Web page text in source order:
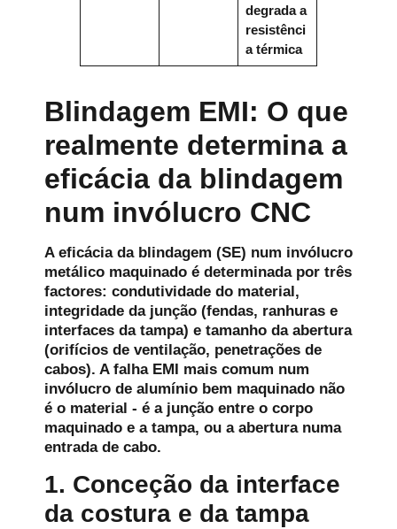
degrada a
resistênci
a térmica
Blindagem EMI: O que
realmente determina a
eficácia da blindagem
num invólucro CNC
A eficácia da blindagem (SE) num invólucro
metálico maquinado é determinada por três
factores: condutividade do material,
integridade da junção (fendas, ranhuras e
interfaces da tampa) e tamanho da abertura
(orifícios de ventilação, penetrações de
cabos). A falha EMI mais comum num
invólucro de alumínio bem maquinado não
é o material - é a junção entre o corpo
maquinado e a tampa, ou a abertura numa
entrada de cabo.
1. Conceção da interface
da costura e da tampa